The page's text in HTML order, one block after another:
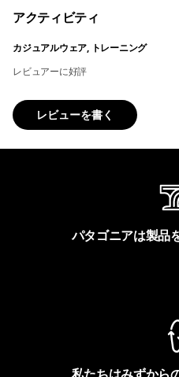
アクティビティ
カジュアルウェア, トレーニング
レビュアーに好評
レビューを書く
パタゴニアは製品